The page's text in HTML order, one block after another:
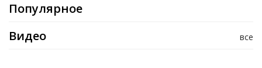
Популярное
все
Видео